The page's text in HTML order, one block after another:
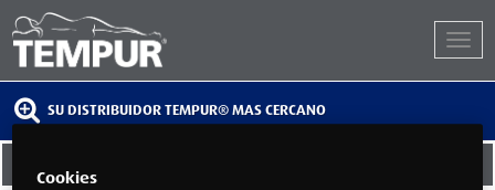
SU DISTRIBUIDOR TEMPUR® MAS CERCANO
Cookies